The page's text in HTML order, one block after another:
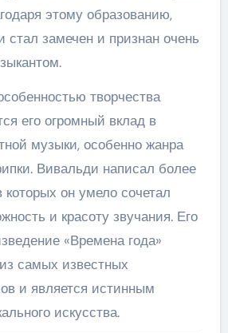
этому образованию,
стал замечен и признан очень
творчества
его огромный вклад в
музыки, особенно жанра
Вивальди написал более
он умело сочетал
и красоту звучания. Его
«Времена года»
самых известных
и является истинным
искусства.